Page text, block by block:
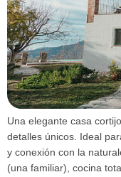
Una elegante casa
detalles únicos. Ideal
y conexión con la
(una familiar), cocina